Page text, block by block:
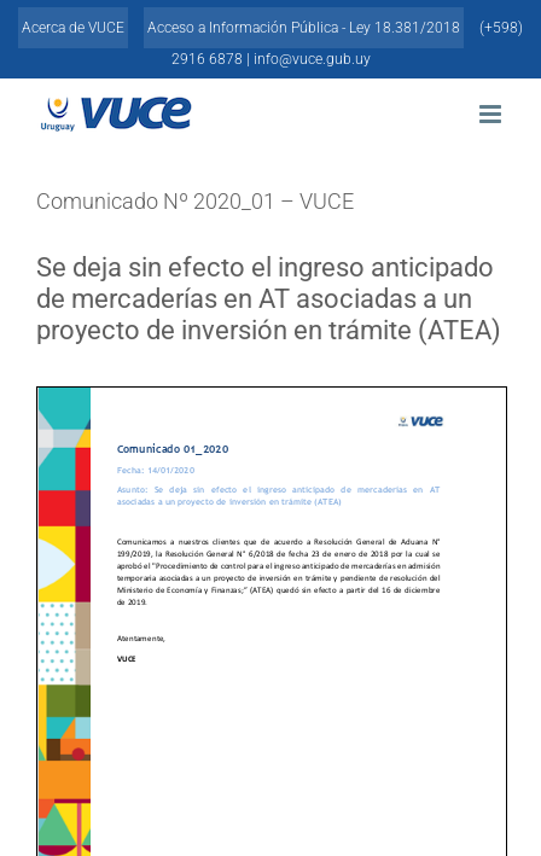
Skip
Acerca de VUCE Acceso a Información Pública - Ley 18.381/2018
(+598)
2916 6878 |
info@vuce.gub.uy
Comunicado Nº 2020_01 – VUCE
Se deja sin efecto el ingreso anticipado
de mercaderías en AT asociadas a un
proyecto de inversión en trámite (ATEA)